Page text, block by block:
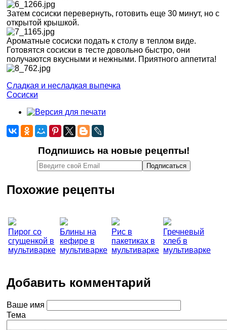
Затем сосиски перевернуть, готовить еще 30 минут, но с
открытой крышкой.
Ароматные сосиски подать к столу в теплом виде.
Готовятся сосиски в тесте довольно быстро, они
получаются вкусными и нежными. Приятного аппетита!
Сладкая и несладкая выпечка
Сосиски
Подпишись на новые рецепты!
Похожие рецепты
Пирог со
сгущенкой в
мультиварке
Блины на
кефире в
мультиварке
Рис в
пакетиках в
мультиварке
Гречневый
хлеб в
мультиварке
Добавить комментарий
Ваше имя
Тема